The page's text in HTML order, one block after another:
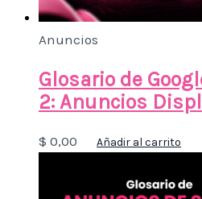
Anuncios
Glosario de
2: Anuncios
$ 0,00 Añadir al carrito